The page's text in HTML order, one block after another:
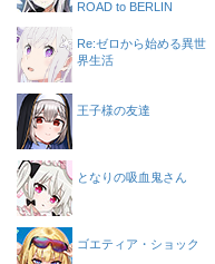
ROAD to BERLIN
Re:ゼロから始める異世
界生活
王子様の友達
となりの吸血鬼さん
ゴエティア・ショック